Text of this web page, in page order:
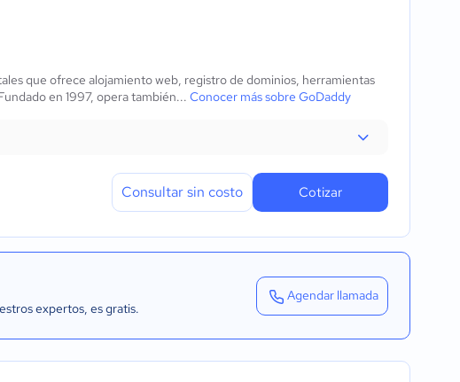
que ofrece alojamiento web, registro de dominios, herramientas
en 1997, opera también... Conocer más sobre GoDaddy
Consultar sin costo Cotizar
expertos, es gratis.
Agendar llamada